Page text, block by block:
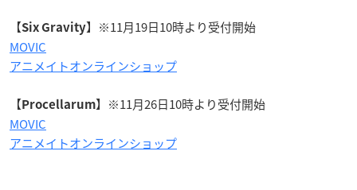
【Six Gravity】※11月19日10時より受付開始
MOVIC
アニメイトオンラインショップ
【 Procellarum】※11月26日10時より受付開始
MOVIC
アニメイトオンラインショップ